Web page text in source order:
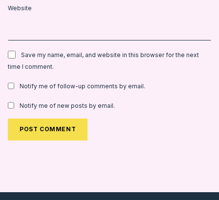
Website
Save my name, email, and website in this browser for the next
time I comment.
Notify me of follow-up comments by email.
Notify me of new posts by email.